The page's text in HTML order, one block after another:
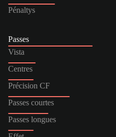
Pénaltys
Passes
Vista
Centres
Précision CF
Passes courtes
Passes longues